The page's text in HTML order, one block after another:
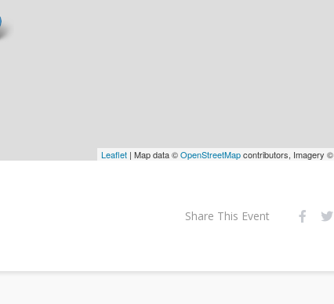
Leaflet | Map data ©OpenStreetMapcontributors, Imagery ©
Share This Event